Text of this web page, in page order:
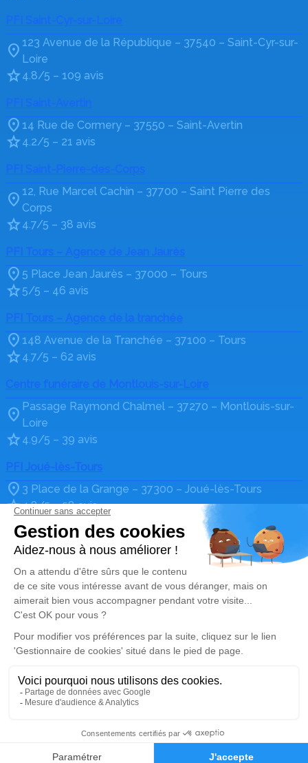
Nous contacter
Avis des familles
4.8/5
PFI Saint-Cyr-sur-Loire
123 Avenue de la République – 37540 – Saint-Cyr-sur-
Loire
4.8/5 – 109 avis
PFI Saint-Avertin
14 Rue de Cormery – 37550 – Saint-Avertin
4.2/5 – 21 avis
PFI Saint-Pierre-des-Corps
12, Rue Marcel Cachin – 37700 – Saint Pierre des
Corps
4.7/5 – 38 avis
PFI Tours – Agence de Jean Jaurès
5 Place Jean Jaurès – 37000 – Tours
5/5 – 46 avis
148 Avenue de la Tranchée – 37100 – Tours
4.7/5 – 62 avis
Centre funéraire de Montlouis-sur-Loire
Passage Raymond Chalmel – 37270 – Montlouis-sur-
Loire
4.9/5 – 39 avis
PFI Joué-lès-Tours
3 Place de la Grange – 37300 – Joué-lès-Tours
4.8/5 – 58 avis
Nos Services
Organiser des obsèques
Prévoir ses obsèques
Marbrerie Funéraire
Services aux familles
Services aux collectivités
Liens utiles
Avis de décès
Notre histoire
Crématorium de Tours
Nos métiers
Nos réseaux sociaux
Politique de traitement des données personnelles
Politique d’utilisation des cookies
Zone d'intervention
Réalisation et référencement par